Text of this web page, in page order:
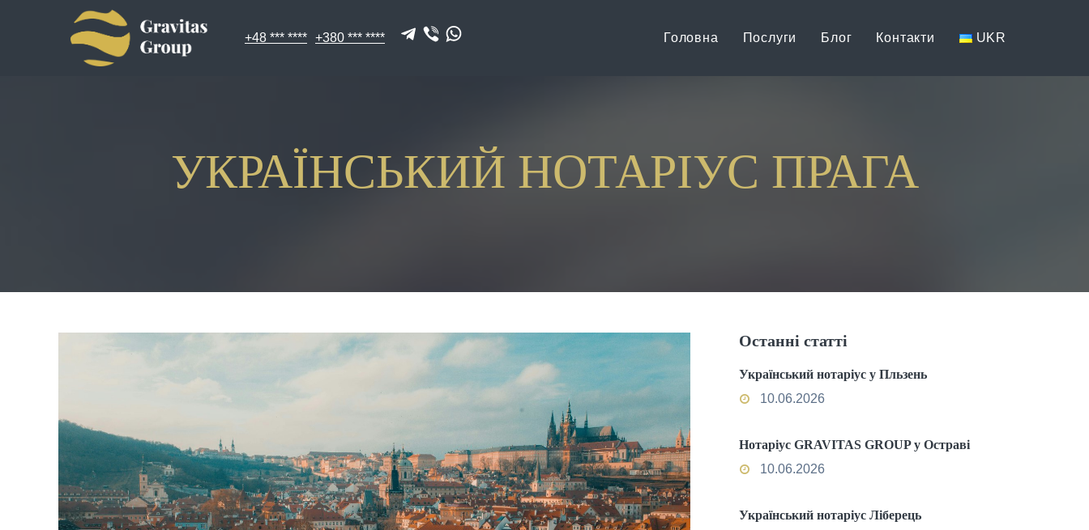
+48 *** **** +380 *** **** Головна Послуги Блог Контакти UKR
УКРАЇНСЬКИЙ НОТАРІУС ПРАГА
Останні статті
Український нотаріус у Пльзень
10.06.2026
Нотаріус GRAVITAS GROUP у Остраві
10.06.2026
Український нотаріус Ліберець